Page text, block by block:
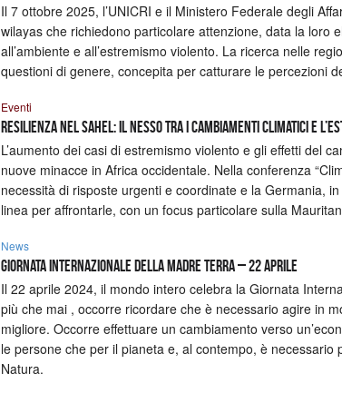
Il 7 ottobre 2025, l’UNICRI e il Ministero Federale degli
wilayas che richiedono particolare attenzione, data la loro
all’ambiente e all’estremismo violento. La ricerca nelle
questioni di genere, concepita per catturare le percezioni
Eventi
Resilienza nel Sahel: il nesso tra i cambiamenti climatici e
L’aumento dei casi di estremismo violento e gli effetti del
nuove minacce in Africa occidentale. Nella conferenza
necessità di risposte urgenti e coordinate e la Germania,
linea per affrontarle, con un focus particolare sulla
News
Giornata internazionale della Madre Terra – 22 aprile
Il 22 aprile 2024, il mondo intero celebra la Giornata
più che mai , occorre ricordare che è necessario agire in
migliore. Occorre effettuare un cambiamento verso
le persone che per il pianeta e, al contempo, è
Natura.